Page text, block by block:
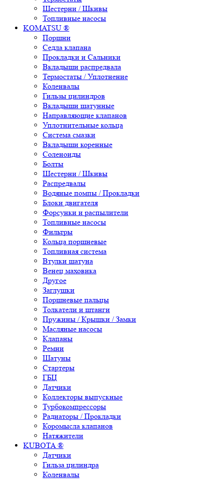
Шестерни / Шкивы
Топливные насосы
KOMATSU ®
Поршни
Седла клапана
Прокладки и Сальники
Вкладыши распредвала
Термостаты / Уплотнение
Коленвалы
Гильзы цилиндров
Вкладыши шатунные
Направляющие клапанов
Уплотнительные кольца
Система смазки
Вкладыши коренные
Соленоиды
Болты
Шестерни / Шкивы
Распредвалы
Водяные помпы / Прокладки
Блоки двигателя
Форсунки и распылители
Топливные насосы
Фильтры
Кольца поршневые
Топливная система
Втулки шатуна
Венец маховика
Другое
Заглушки
Поршневые пальцы
Толкатели и штанги
Пружины / Крышки / Замки
Масляные насосы
Клапаны
Ремни
Шатуны
Стартеры
ГБЦ
Датчики
Коллекторы выпускные
Турбокомпрессоры
Радиаторы / Прокладки
Коромысла клапанов
Натяжители
KUBOTA ®
Датчики
Гильза цилиндра
Коленвалы